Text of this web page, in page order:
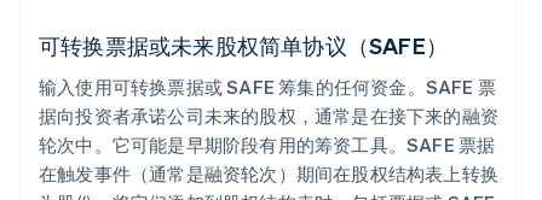
可转换票据或未来股权简单协议（SAFE）
输入使用可转换票据或 SAFE 筹集的任何资金。SAFE 票
据向投资者承诺公司未来的股权，通常是在接下来的融资
轮次中。它可能是早期阶段有用的筹资工具。SAFE 票据
在触发事件（通常是融资轮次）期间在股权结构表上转换